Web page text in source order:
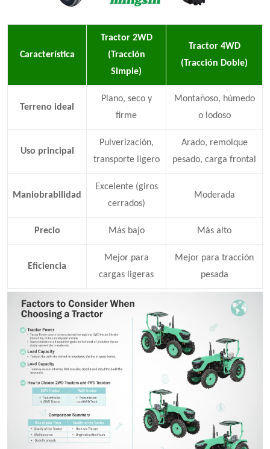
Característica
Tractor 2WD
(Tracción
Simple)
Tractor 4WD
(Tracción Doble)
Terreno ideal
Plano, seco y
firme
Montañoso, húmedo
o lodoso
Uso principal
Pulverización,
transporte ligero
Arado, remolque
pesado, carga frontal
Maniobrabilidad
Excelente (giros
cerrados)
Moderada
Precio Más bajo Más alto
Eficiencia
Mejor para
cargas ligeras
Mejor para tracción
pesada